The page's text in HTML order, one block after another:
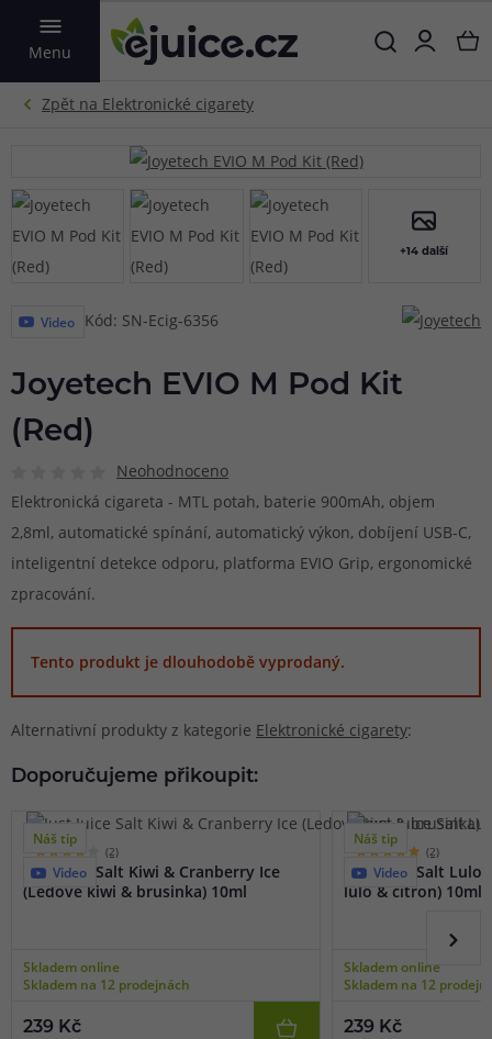
Menu
VYHLEDAT
+14 další
Video Kód: SN-Ecig-6356
Joyetech EVIO M Pod Kit
(Red)
Neohodnoceno
Elektronická cigareta - MTL potah, baterie 900mAh, objem
2,8ml, automatické spínání, automatický výkon, dobíjení USB-C,
inteligentní detekce odporu, platforma EVIO Grip, ergonomické
zpracování.
Tento produkt je dlouhodobě vyprodaný.
Alternativní produkty z kategorie Elektronické cigarety:
Doporučujeme přikoupit:
Náš tip
Video
(2)
Just Juice Salt Kiwi & Cranberry Ice
(Ledové kiwi & brusinka) 10ml
Skladem online
Skladem na 12 prodejnách
239 Kč
Náš tip
Video
(2)
Just Juice Salt
lulo & citron) 10ml
Skladem online
Skladem na 12
239 Kč